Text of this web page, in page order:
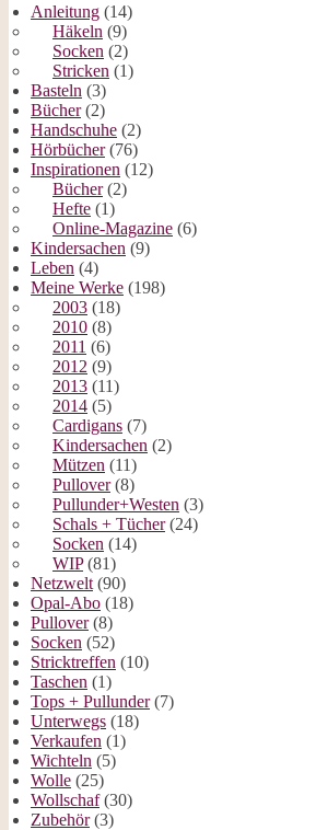
Anleitung (14)
Häkeln (9)
Socken (2)
Stricken (1)
Basteln (3)
Bücher(2)
Handschuhe (2)
Hörbücher(76)
Inspirationen (12)
Bücher(2)
Hefte (1)
Online-Magazine (6)
Kindersachen (9)
Leben (4)
Meine Werke (198)
2003 (18)
2010 (8)
2011 (6)
2012 (9)
2013 (11)
2014 (5)
Cardigans (7)
Kindersachen (2)
Mützen (11)
Pullover(8)
Pullunder+Westen (3)
Schals + Tücher(24)
Socken (14)
WIP(81)
Netzwelt (90)
Opal-Abo (18)
Pullover(8)
Socken (52)
Stricktreffen (10)
Taschen (1)
Tops + Pullunder(7)
Unterwegs (18)
Verkaufen (1)
Wichteln (5)
Wolle (25)
Wollschaf(30)
Zubehör(3)